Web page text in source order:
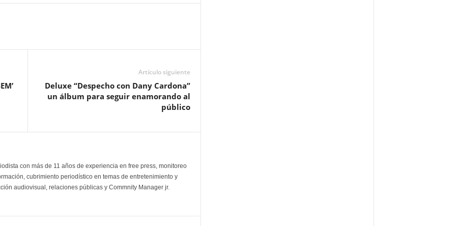
Artículo siguiente
Deluxe “Despecho con Dany Cardona”
un álbum para seguir enamorando al
público
con más de 11 años de experiencia en free press, monitoreo
cubrimiento periodístico en temas de entretenimiento y
audiovisual, relaciones públicas y Commnity Manager jr.